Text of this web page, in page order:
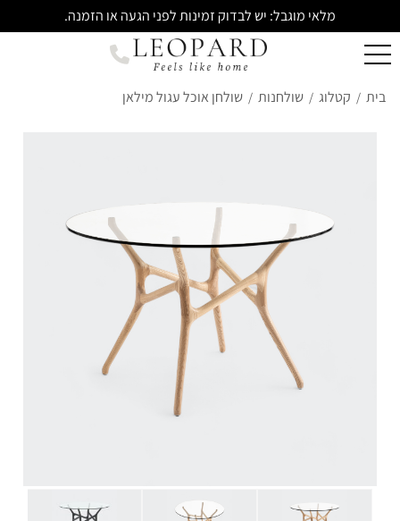
מלאי מוגבל: יש לבדוק זמינות לפני הגעה או הזמנה.
בית / קטלוג / שולחנות / שולחן אוכל עגול מילאן